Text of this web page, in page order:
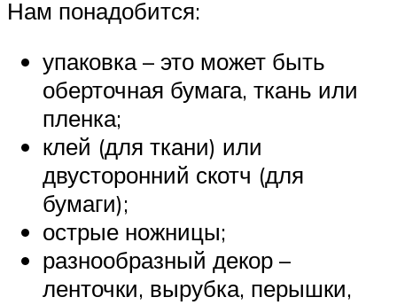
Нам понадобится:
упаковка – это может быть
оберточная бумага, ткань или
пленка;
клей (для ткани) или
двусторонний скотч (для
бумаги);
острые ножницы;
разнообразный декор –
ленточки, вырубка, перышки,